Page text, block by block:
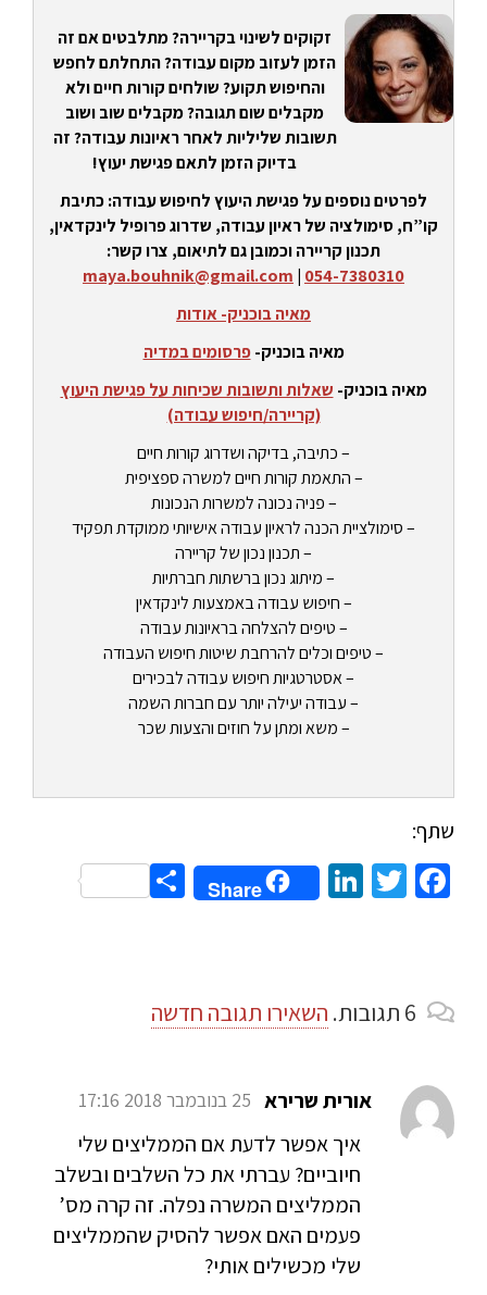
זקוקים לשינוי בקריירה? מתלבטים אם זה
הזמן לעזוב מקום עבודה? התחלתם לחפש
והחיפוש תקוע? שולחים קורות חיים ולא
מקבלים שום תגובה? מקבלים שוב ושוב
תשובות שליליות לאחר ראיונות עבודה? זה
בדיוק הזמן לתאם פגישת יעוץ!
לפרטים נוספים על פגישת היעוץ לחיפוש עבודה: כתיבת
קו”ח, סימולציה של ראיון עבודה, שדרוג פרופיל לינקדאין,
תכנון קריירה וכמובן גם לתיאום, צרו קשר:
054-7380310
|
maya.bouhnik@gmail.com
מאיה בוכניק- אודות
מאיה בוכניק-פרסומים במדיה
מאיה בוכניק- שאלות ותשובות שכיחות על פגישת היעוץ
(קריירה/חיפוש עבודה)
– כתיבה, בדיקה ושדרוג קורות חיים
– התאמת קורות חיים למשרה ספציפית
– פניה נכונה למשרות הנכונות
– סימולציית הכנה לראיון עבודה אישיותי ממוקדת תפקיד
– תכנון נכון של קריירה
– מיתוג נכון ברשתות חברתיות
– חיפוש עבודה באמצעות לינקדאין
– טיפים להצלחה בראיונות עבודה
– טיפים וכלים להרחבת שיטות חיפוש העבודה
– אסטרטגיות חיפוש עבודה לבכירים
– עבודה יעילה יותר עם חברות השמה
– משא ומתן על חוזים והצעות שכר
שתף:
Facebook
Twitter
LinkedIn
Share
Share
6 תגובות. השאירו תגובה חדשה
אורית שרירא 25 בנובמבר 2018 17:16
איך אפשר לדעת אם הממליצים שלי
חיוביים? עברתי את כל השלבים ובשלב
הממליצים המשרה נפלה. זה קרה מס’
פעמים האם אפשר להסיק שהממליצים
שלי מכשילים אותי?